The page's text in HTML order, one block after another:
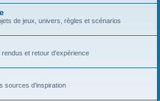
de jeux, univers, règles et scénarios
et retour d'expérience
sources d'inspiration